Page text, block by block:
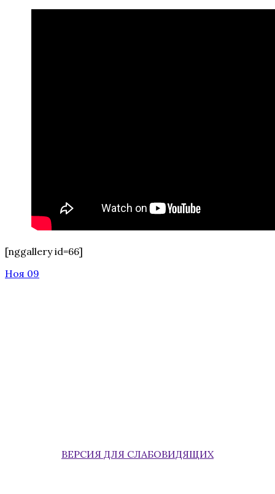
[nggallery id=66]
Ноя 09
ВЕРСИЯ ДЛЯ СЛАБОВИДЯЩИХ